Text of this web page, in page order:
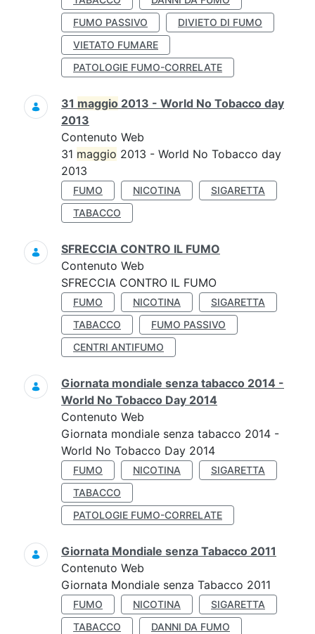
FUMO PASSIVO
DIVIETO DI FUMO
VIETATO FUMARE
PATOLOGIE FUMO-CORRELATE
31 maggio 2013 - World No Tobacco day
2013
Contenuto Web
31 maggio 2013 - World No Tobacco day
2013
FUMO NICOTINA
SIGARETTA
TABACCO
SFRECCIA CONTRO IL FUMO
Contenuto Web
SFRECCIA CONTRO IL FUMO
FUMO NICOTINA
SIGARETTA
TABACCO
FUMO PASSIVO
CENTRI ANTIFUMO
Giornata mondiale senza tabacco 2014 -
World No Tobacco Day 2014
Contenuto Web
Giornata mondiale senza tabacco 2014 -
World No Tobacco Day 2014
FUMO NICOTINA
SIGARETTA
TABACCO
PATOLOGIE FUMO-CORRELATE
Giornata Mondiale senza Tabacco 2011
Contenuto Web
Giornata Mondiale senza Tabacco 2011
FUMO NICOTINA
SIGARETTA
TABACCO
DANNI DA FUMO